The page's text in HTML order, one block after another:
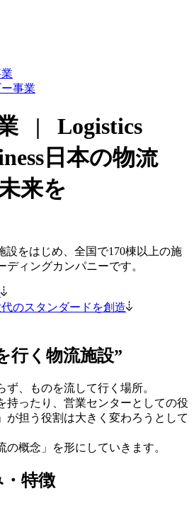
事業
| Logistics
日本の物流
来を
設をはじめ、全国で170棟以上の施
ィングカンパニーです。
のスタンダードを創造
行く物流施設”
、ものを流して行く場所。
持ったり、営業センターとしての役
が担う役割は大きく変わろうとして
概念」を形にしていきます。
・特徴